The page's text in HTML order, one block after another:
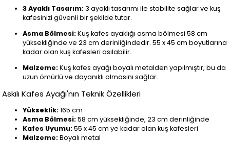
3 Ayaklı Tasarım: 3 ayaklı tasarımı ile stabilite sağlar ve kuş
kafesinizi güvenli bir şekilde tutar.
Asma Bölmesi:Kuş kafes ayaklığı asma bölmesi 58 cm
yüksekliğinde ve 23 cm derinliğindedir. 55 x 45 cm boyutlarına
kadar olan kuş kafesleri asılabilir.
Malzeme:Kuş kafes ayağı boyalı metalden yapılmıştır, bu da
uzun ömürlü ve dayanıklı olmasını sağlar.
Askılı Kafes Ayağı'nın Teknik Özellikleri
Yükseklik:165 cm
Asma Bölmesi:58 cm yüksekliğinde, 23 cm derinliğinde
Kafes Uyumu:55 x 45 cm ye kadar olan kuş kafesleri
Malzeme:Boyalı metal